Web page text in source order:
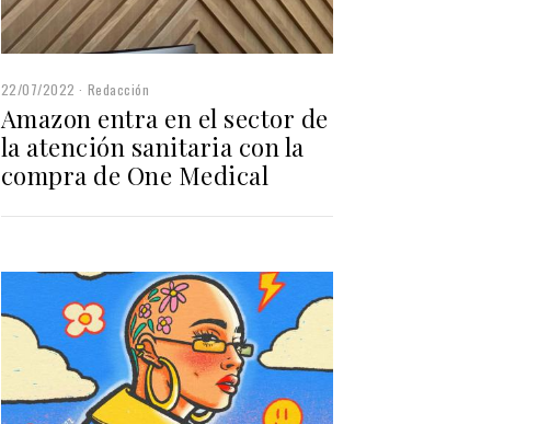
22/07/2022 Redacción
Amazon entra en el sector de
la atención sanitaria con la
compra de One Medical